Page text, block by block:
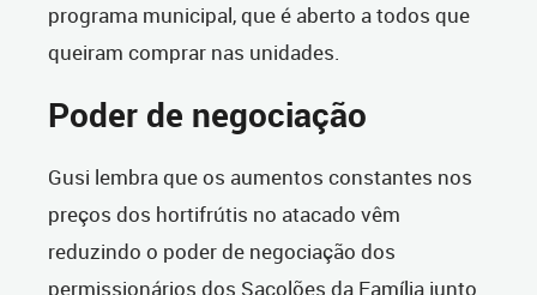
programa municipal, que é aberto a todos que
queiram comprar nas unidades.
Poder de negociação
Gusi lembra que os aumentos constantes nos
preços dos hortifrútis no atacado vêm
reduzindo o poder de negociação dos
permissionários dos Sacolões da Família junto